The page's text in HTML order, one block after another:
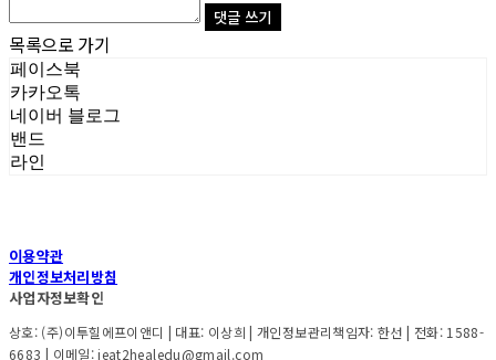
댓글 쓰기
목록으로 가기
페이스북
카카오톡
네이버 블로그
밴드
라인
이용약관
개인정보처리방침
사업자정보확인
상호: (주)이투힐에프이앤디 | 대표: 이상희 | 개인정보관리책임자: 한선 | 전화: 1588-
6683 | 이메일: ieat2healedu@gmail.com